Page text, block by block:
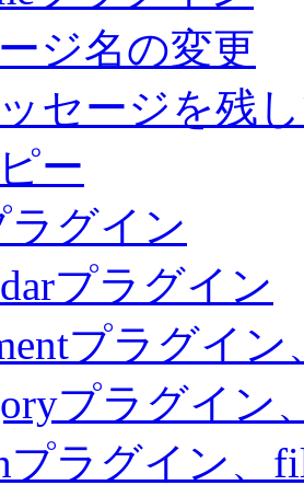
ジ名の変更
セージを残
ー
ラグイン
プラグイン
プラグイ
プラグイン
プラグイン、